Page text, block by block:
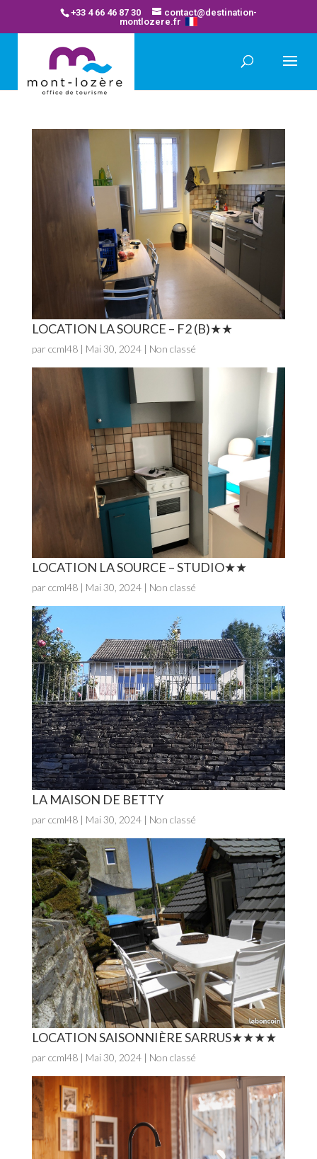
+33 4 66 46 87 30
contact@destination-
montlozere.fr
LOCATION LA SOURCE – F2 (B)
par ccml48| Mai 30, 2024| Non classé
LOCATION LA SOURCE – STUDIO
par ccml48| Mai 30, 2024| Non classé
LA MAISON DE BETTY
par ccml48| Mai 30, 2024| Non classé
LOCATION SAISONNIÈRE SARRUS
par ccml48| Mai 30, 2024| Non classé